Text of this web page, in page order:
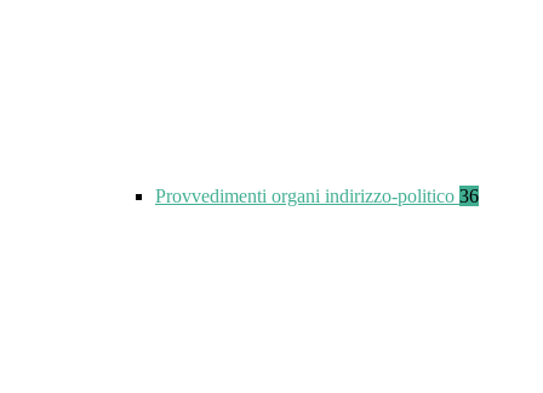
Provvedimenti organi indirizzo-politico 36